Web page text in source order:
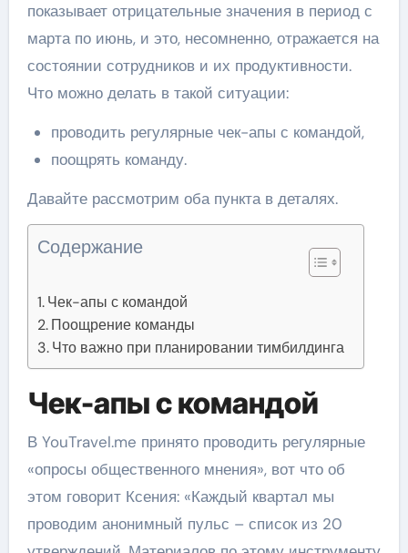
показывает отрицательные значения в период с
марта по июнь, и это, несомненно, отражается на
состоянии сотрудников и их продуктивности.
Что можно делать в такой ситуации:
проводить регулярные чек-апы с командой,
поощрять команду.
Давайте рассмотрим оба пункта в деталях.
Содержание
Чек-апы с командой
Поощрение команды
Что важно при планировании тимбилдинга
Чек-апы с командой
В YouTravel.me принято проводить регулярные
«опросы общественного мнения», вот что об
этом говорит Ксения: «Каждый квартал мы
проводим анонимный пульс – список из 20